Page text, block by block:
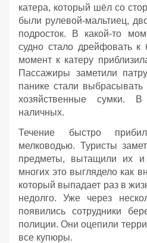
катера, который шёл со
были рулевой‑мальтиец,
подросток. В какой‑то
судно стало дрейфовать к
момент к катеру
Пассажиры заметили
панике стали
хозяйственные сумки.
наличных.
Течение быстро
мелководью. Туристы
предметы, вытащили их и
многих это выглядело как
который выпадает раз в
недолго. Уже через
появились сотрудники
полиции. Они оцепили
все купюры.